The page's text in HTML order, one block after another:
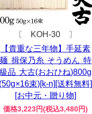
〔 KOH-30 〕
【貴重な三年物】手延素
揖保乃糸 そうめん 特
品 大古(おおひね)800g
束)[k-n][送料無料]
[お中元・贈り物]
価格3,223円(税込3,480円)